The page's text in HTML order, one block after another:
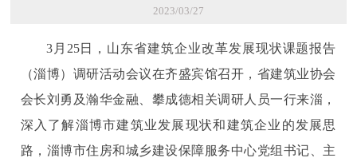
2023/03/27
3月25日，山东省建筑企业改革发展现状课题报告
（淄博）调研活动会议在齐盛宾馆召开，省建筑业协会
会长刘勇及瀚华金融、攀成德相关调研人员一行来淄，
深入了解淄博市建筑业发展现状和建筑企业的发展思
路，淄博市住房和城乡建设保障服务中心党组书记、主